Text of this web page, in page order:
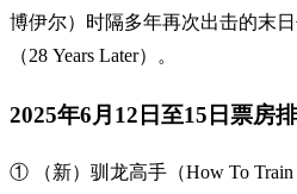
博伊尔）时隔多年再次出击的末
（28 Years Later）。
2025年6月12日至15日票房
① （新）驯龙高手（How To Train